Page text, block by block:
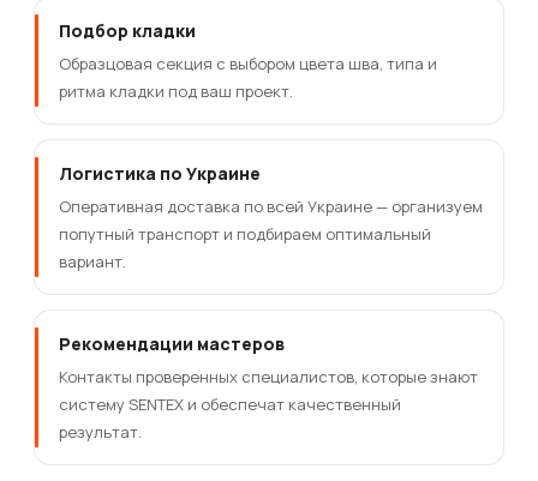
Подбор кладки
Образцовая секция с выбором цвета шва, типа и
ритма кладки под ваш проект.
Логистика по Украине
Оперативная доставка по всей Украине — организуем
попутный транспорт и подбираем оптимальный
вариант.
Рекомендации мастеров
Контакты проверенных специалистов, которые знают
систему SENTEX и обеспечат качественный
результат.